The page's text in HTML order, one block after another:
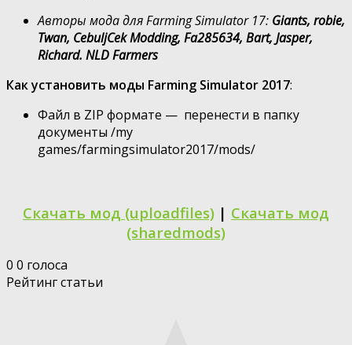
Авторы мода для Farming Simulator 17: Giants, robie,
Twan, CebuljCek Modding, Fa285634, Bart, Jasper,
Richard. NLD Farmers
Как установить моды Farming Simulator 2017:
Файл в ZIP формате — перенести в папку
документы /my
games/farmingsimulator2017/mods/
Скачать мод (uploadfiles) | Скачать мод
(sharedmods)
0 0 голоса
Рейтинг статьи